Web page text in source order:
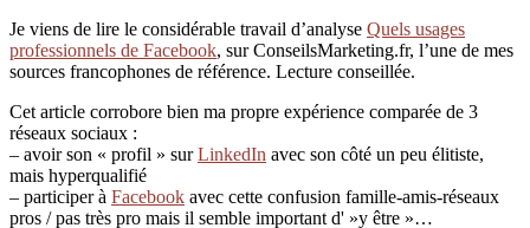
Je viens de lire le considérable travail d’analyse Quels usages
professionnels de Facebook, sur ConseilsMarketing.fr, l’une de mes
sources francophones de référence. Lecture conseillée.
Cet article corrobore bien ma propre expérience comparée de 3
réseaux sociaux :
– avoir son « profil » surLinkedIn avec son côté un peu élitiste,
mais hyperqualifié
– participer à Facebook avec cette confusion famille-amis-réseaux
pros / pas très pro mais il semble important d' »y être »…